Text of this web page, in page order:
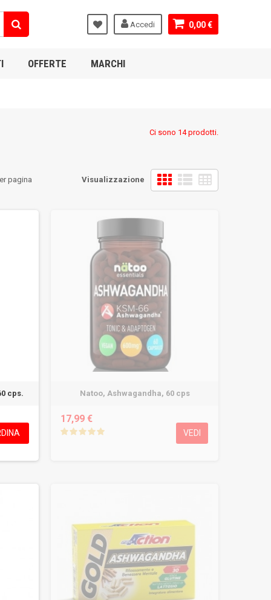
0,00 €
Accedi
OFFERTE MARCHI
Ci sono 14 prodotti.
Visualizzazione
pagina
cps. Natoo, Ashwagandha, 60 cps
17,99 €
VEDI